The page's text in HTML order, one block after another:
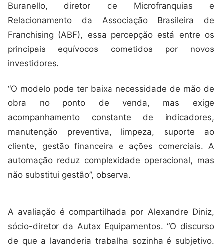
Buranello, diretor de Microfranquias e
Relacionamento da Associação Brasileira de
Franchising (ABF), essa percepção está entre os
principais equívocos cometidos por novos
investidores.
“O modelo pode ter baixa necessidade de mão de
obra no ponto de venda, mas exige
acompanhamento constante de indicadores,
manutenção preventiva, limpeza, suporte ao
cliente, gestão financeira e ações comerciais. A
automação reduz complexidade operacional, mas
não substitui gestão”, observa.
A avaliação é compartilhada por Alexandre Diniz,
sócio-diretor da Autax Equipamentos. “O discurso
de que a lavanderia trabalha sozinha é subjetivo.